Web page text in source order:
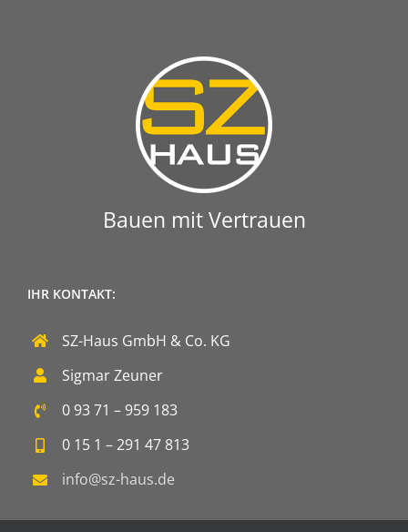
Bauen mit Vertrauen
IHR KONTAKT:
SZ-Haus GmbH & Co. KG
Sigmar Zeuner
0 93 71 – 959 183
0 15 1 – 291 47 813
info@sz-haus.de